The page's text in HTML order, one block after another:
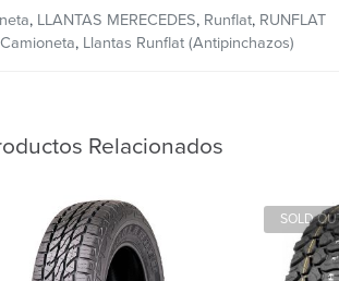
, LLANTAS MERECEDES, Runflat, RUNFLAT
, Llantas Runflat (Antipinchazos)
Relacionados
SOLD